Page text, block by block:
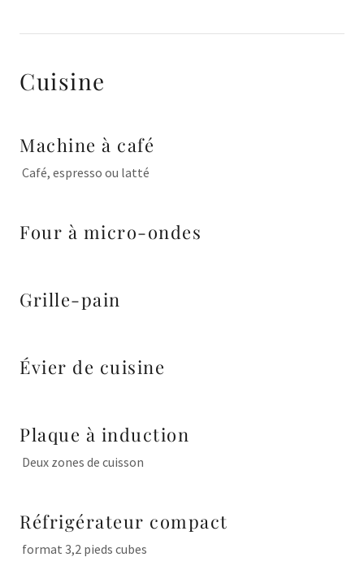
Cuisine
Machine à café
Café, espresso ou latté
Four à micro-ondes
Grille-pain
Évier de cuisine
Plaque à induction
Deux zones de cuisson
Réfrigérateur compact
format 3,2 pieds cubes